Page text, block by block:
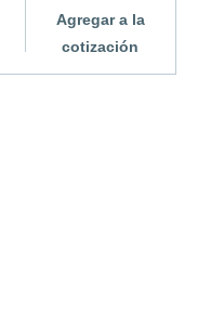
Agregar a la
cotización